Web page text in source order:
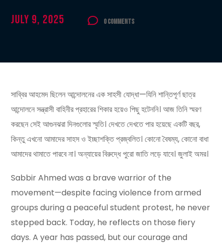
July 9, 2025 0 Comments
সাব্বির আহমেদ ছিলেন আন্দোলনের এক সাহসী যোদ্ধা—যিনি শান্তিপূর্ণ ছাত্র
আন্দোলনে সন্ত্রাসী বাহিনীর প্রহারের শিকার হয়েও পিছু হটেননি। আজ তিনি স্মরণ
করছেন সেই আগুনঝরা দিনগুলোর স্মৃতি। দেখতে দেখতে পার হয়েছে একটি বছর,
কিন্তু এখনো আমাদের সাহস ও ইচ্ছাশক্তি প্রজ্বলিত। কোনো বৈষম্য, কোনো বাধা
আমাদের থামাতে পারবে না। অন্যায়ের বিরুদ্ধে পুরো জাতি লড়ে যাবে। জুলাই অমর।
Sabbir Ahmed was a brave warrior of the
movement—despite facing violence from armed
groups during a peaceful student protest, he never
stepped back. Today, he reflects on those fiery
days. A year has passed, but our courage and